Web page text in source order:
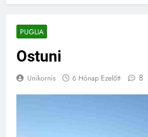
PUGLIA
Ostuni
Unikornis 6 Hónap Ezelőtt 8